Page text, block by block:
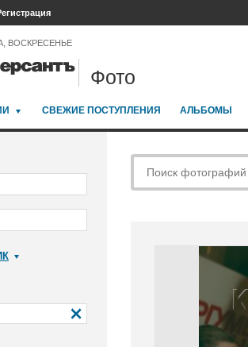
ВОСКРЕСЕНЬЕ
Фото
СВЕЖИЕ ПОСТУПЛЕНИЯ АЛЬБОМЫ